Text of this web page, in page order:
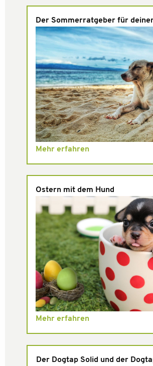
Der Sommerratgeber für
Mehr erfahren
Ostern mit dem Hund
Mehr erfahren
Der Dogtap Solid und der